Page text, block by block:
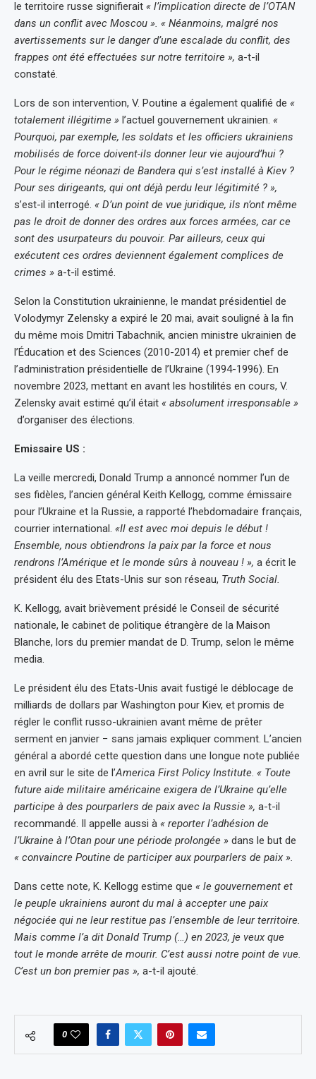
le territoire russe signifierait « l’implication directe de l’OTAN
dans un conflit avec Moscou ». « Néanmoins, malgré nos
avertissements sur le danger d’une escalade du conflit, des
frappes ont été effectuées sur notre territoire », a-t-il
constaté.
Lors de son intervention, V. Poutine a également qualifié de «
totalement illégitime » l’actuel gouvernement ukrainien. «
Pourquoi, par exemple, les soldats et les officiers ukrainiens
mobilisés de force doivent-ils donner leur vie aujourd’hui ?
Pour le régime néonazi de Bandera qui s’est installé à Kiev ?
Pour ses dirigeants, qui ont déjà perdu leur légitimité ? »,
s’est-il interrogé. « D’un point de vue juridique, ils n’ont même
pas le droit de donner des ordres aux forces armées, car ce
sont des usurpateurs du pouvoir. Par ailleurs, ceux qui
exécutent ces ordres deviennent également complices de
crimes » a-t-il estimé.
Selon la Constitution ukrainienne, le mandat présidentiel de
Volodymyr Zelensky a expiré le 20 mai, avait souligné à la fin
du même mois Dmitri Tabachnik, ancien ministre ukrainien de
l’Éducation et des Sciences (2010-2014) et premier chef de
l’administration présidentielle de l’Ukraine (1994-1996). En
novembre 2023, mettant en avant les hostilités en cours, V.
Zelensky avait estimé qu’il était « absolument irresponsable »
d’organiser des élections.
Emissaire US :
La veille mercredi, Donald Trump a annoncé nommer l’un de
ses fidèles, l’ancien général Keith Kellogg, comme émissaire
pour l’Ukraine et la Russie, a rapporté l’hebdomadaire français,
courrier international. «Il est avec moi depuis le début !
Ensemble, nous obtiendrons la paix par la force et nous
rendrons l’Amérique et le monde sûrs à nouveau ! », a écrit le
président élu des Etats-Unis sur son réseau, Truth Social.
K. Kellogg, avait brièvement présidé le Conseil de sécurité
nationale, le cabinet de politique étrangère de la Maison
Blanche, lors du premier mandat de D. Trump, selon le même
media.
Le président élu des Etats-Unis avait fustigé le déblocage de
milliards de dollars par Washington pour Kiev, et promis de
régler le conflit russo-ukrainien avant même de prêter
serment en janvier − sans jamais expliquer comment. L’ancien
général a abordé cette question dans une longue note publiée
en avril sur le site de l’America First Policy Institute. « Toute
future aide militaire américaine exigera de l’Ukraine qu’elle
participe à des pourparlers de paix avec la Russie », a-t-il
recommandé. Il appelle aussi à « reporter l’adhésion de
l’Ukraine à l’Otan pour une période prolongée » dans le but de
« convaincre Poutine de participer aux pourparlers de paix ».
Dans cette note, K. Kellogg estime que « le gouvernement et
le peuple ukrainiens auront du mal à accepter une paix
négociée qui ne leur restitue pas l’ensemble de leur territoire.
Mais comme l’a dit Donald Trump (…) en 2023, je veux que
tout le monde arrête de mourir. C’est aussi notre point de vue.
C’est un bon premier pas », a-t-il ajouté.
0